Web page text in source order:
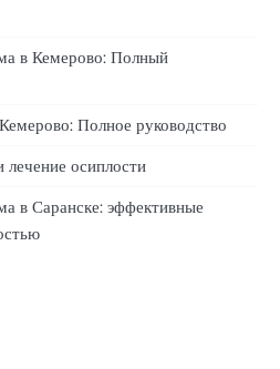
в Кемерово: Полный
Полное руководство
осиплости
в Саранске: эффективные